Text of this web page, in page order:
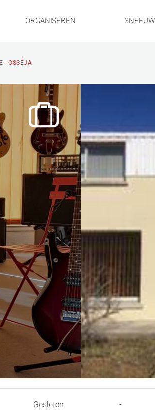
ORGANISEREN SNEEUW
- OSSÉJA
Gesloten -